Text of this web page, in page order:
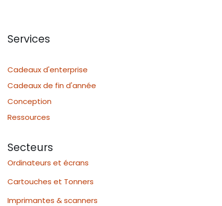
Services
Cadeaux d'enterprise
Cadeaux de fin d'année
Conception
Ressources
Secteurs
Ordinateurs et écrans
Cartouches et Tonners
Imprimantes & scanners